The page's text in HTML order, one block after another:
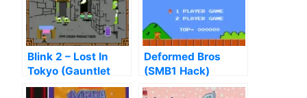
Blink 2 – Lost In
Tokyo (Gauntlet
Hack)
Deformed Bros
(SMB1 Hack)